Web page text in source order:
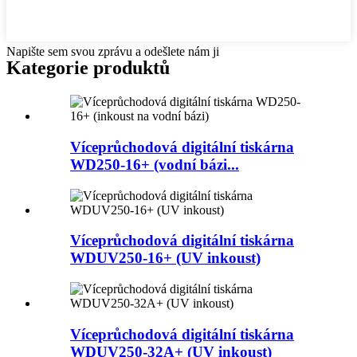
Napište sem svou zprávu a odešlete nám ji
Kategorie produktů
Víceprůchodová digitální tiskárna
WD250-16+ (vodní bázi...
Víceprůchodová digitální tiskárna
WDUV250-16+ (UV inkoust)
Víceprůchodová digitální tiskárna
WDUV250-32A+ (UV inkoust)